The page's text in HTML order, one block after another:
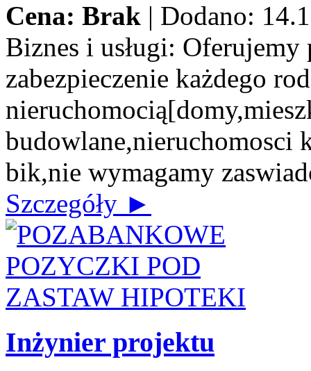
Cena: Brak | Dodano:
Biznes i usługi: Oferujemy
zabezpieczenie każdego
budowlane,nieruchomosci
bik,nie wymagamy
Szczegóły ►
Inżynier projektu